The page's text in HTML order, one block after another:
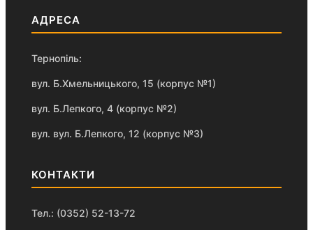
АДРЕСА
Тернопіль:
вул. Б.Хмельницького, 15 (корпус №1)
вул. Б.Лепкого, 4 (корпус №2)
вул. вул. Б.Лепкого, 12 (корпус №3)
КОНТАКТИ
Тел.: (0352) 52-13-72